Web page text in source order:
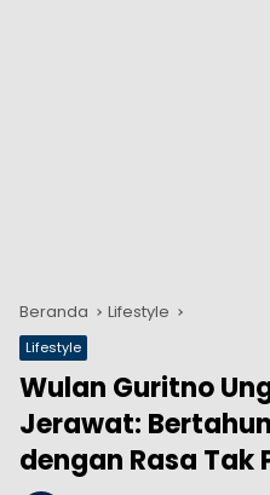
Beranda Lifestyle
Lifestyle
Wulan Guritno
Jerawat:
dengan Rasa Tak